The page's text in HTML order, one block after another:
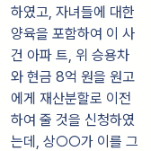
하였고, 자녀들에 대한
양육을 포함하여 이 사
건 아파 트, 위 승용차
와 현금 8억 원을 원고
에게 재산분할로 이전
하여 줄 것을 신청하였
는데, 상○○가 이를 그